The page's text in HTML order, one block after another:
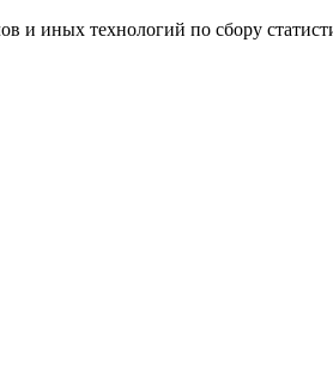
и иных технологий по сбору